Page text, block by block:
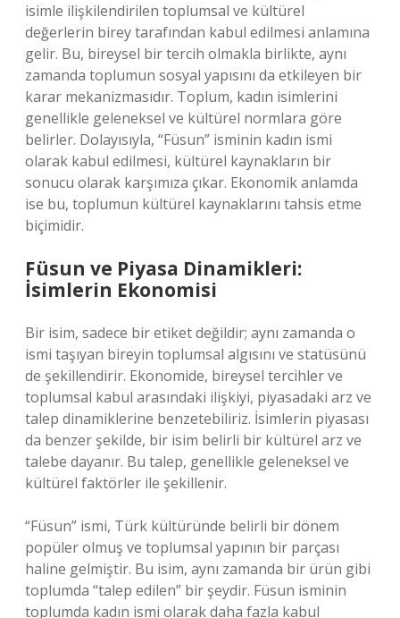
isimle ilişkilendirilen toplumsal ve kültürel
değerlerin birey tarafından kabul edilmesi anlamına
gelir. Bu, bireysel bir tercih olmakla birlikte, aynı
zamanda toplumun sosyal yapısını da etkileyen bir
karar mekanizmasıdır. Toplum, kadın isimlerini
genellikle geleneksel ve kültürel normlara göre
belirler. Dolayısıyla, “Füsun” isminin kadın ismi
olarak kabul edilmesi, kültürel kaynakların bir
sonucu olarak karşımıza çıkar. Ekonomik anlamda
ise bu, toplumun kültürel kaynaklarını tahsis etme
biçimidir.
Füsun ve Piyasa Dinamikleri:
İsimlerin Ekonomisi
Bir isim, sadece bir etiket değildir; aynı zamanda o
ismi taşıyan bireyin toplumsal algısını ve statüsünü
de şekillendirir. Ekonomide, bireysel tercihler ve
toplumsal kabul arasındaki ilişkiyi, piyasadaki arz ve
talep dinamiklerine benzetebiliriz. İsimlerin piyasası
da benzer şekilde, bir isim belirli bir kültürel arz ve
talebe dayanır. Bu talep, genellikle geleneksel ve
kültürel faktörler ile şekillenir.
“Füsun” ismi, Türk kültüründe belirli bir dönem
popüler olmuş ve toplumsal yapının bir parçası
haline gelmiştir. Bu isim, aynı zamanda bir ürün gibi
toplumda “talep edilen” bir şeydir. Füsun isminin
toplumda kadın ismi olarak daha fazla kabul